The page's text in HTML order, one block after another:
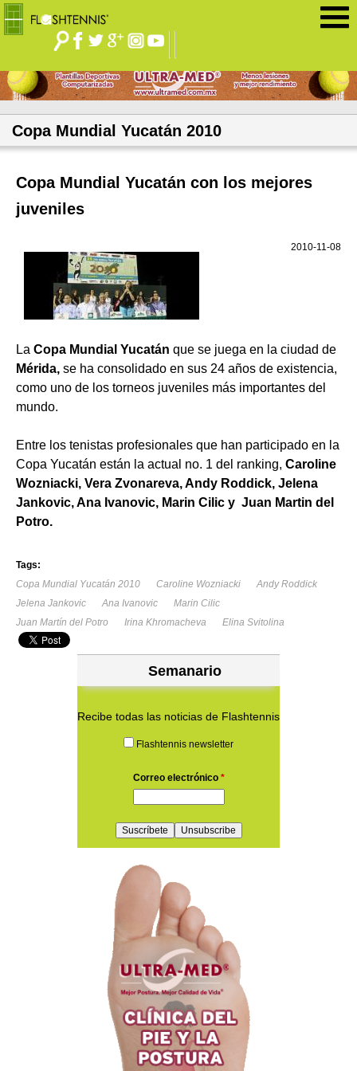
Copa Mundial Yucatán 2010
Copa Mundial Yucatán con los mejores
juveniles
2010-11-08
La Copa Mundial Yucatán que se juega en la ciudad de
Mérida, se ha consolidado en sus 24 años de existencia,
como uno de los torneos juveniles más importantes del
mundo.
Entre los tenistas profesionales que han participado en la
Copa Yucatán están la actual no. 1 del ranking, Caroline
Wozniacki, Vera Zvonareva, Andy Roddick, Jelena
Jankovic, Ana Ivanovic, Marin Cilic y Juan Martin del
Potro.
Tags:
Copa Mundial Yucatán 2010
Caroline Wozniacki
Andy Roddick
Jelena Jankovic
Ana Ivanovic
Marin Cilic
Juan Martín del Potro
Irina Khromacheva Elina Svitolina
Semanario
Recibe todas las noticias de Flashtennis
Flashtennis newsletter
Correo electrónico *